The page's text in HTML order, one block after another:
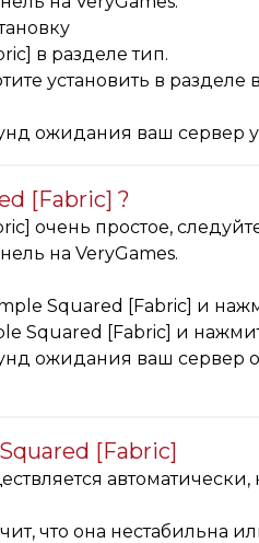
в разделе тип.
установить в разделе
ожидания ваш сервер
[Fabric] ?
очень простое,
на VeryGames.
Squared [Fabric] и
Squared [Fabric] и
ожидания ваш сервер
[Fabric]
автоматически,
что она нестабильна